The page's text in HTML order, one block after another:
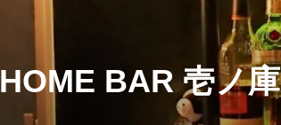
HOME BAR 壱ノ庫